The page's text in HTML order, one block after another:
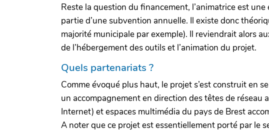
Reste la question du financement, l’animatrice est
partie d’une subvention annuelle. Il existe donc
majorité municipale par exemple). Il reviendrait alors
de l’hébergement des outils et l’animation du projet.
Quels partenariats ?
Comme évoqué plus haut, le projet s’est construit en
un accompagnement en direction des têtes de réseau
Internet) et espaces multimédia du pays de Brest
A noter que ce projet est essentiellement porté par le